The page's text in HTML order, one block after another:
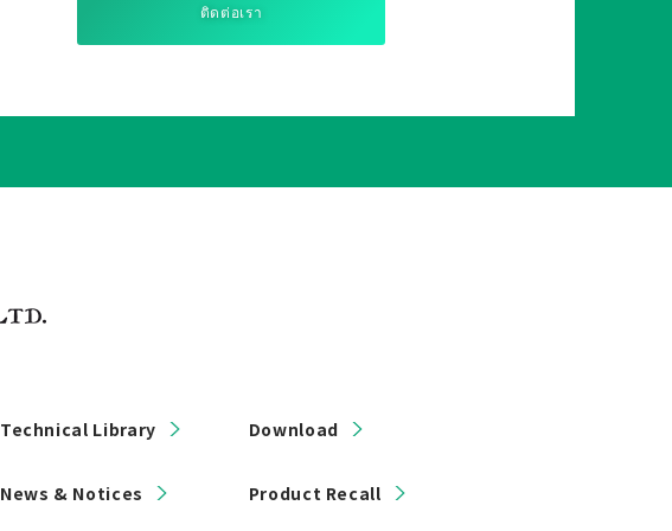
ติดต่อเรา
Technical Library Download
News & Notices Product Recall